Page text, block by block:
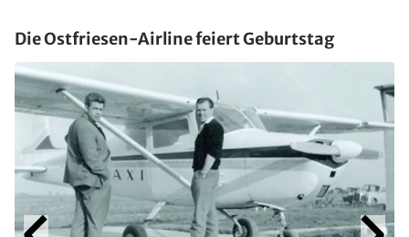
Die Ostfriesen-Airline feiert Geburtstag